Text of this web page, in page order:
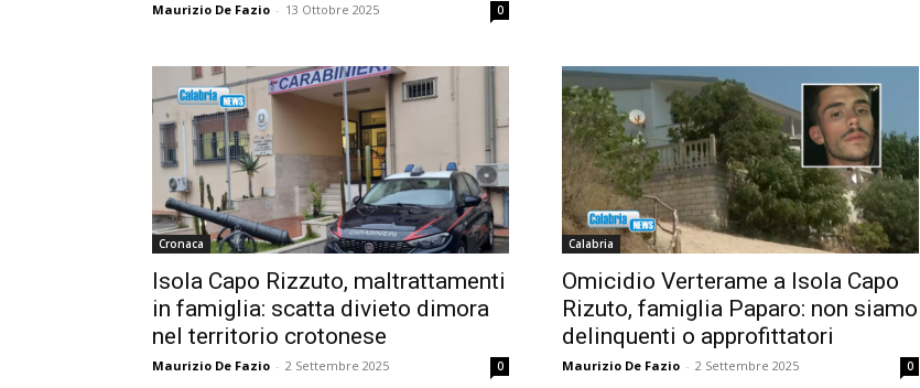
Maurizio De Fazio - 13 Ottobre 2025 0
Cronaca
Isola Capo Rizzuto, maltrattamenti
in famiglia: scatta divieto dimora
nel territorio crotonese
Maurizio De Fazio - 2 Settembre 2025 0
Calabria
Omicidio Verterame a Isola Capo
Rizuto, famiglia Paparo: non siamo
delinquenti o approfittatori
Maurizio De Fazio - 2 Settembre 2025 0